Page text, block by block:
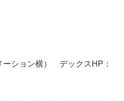
ション横） デックスHP：